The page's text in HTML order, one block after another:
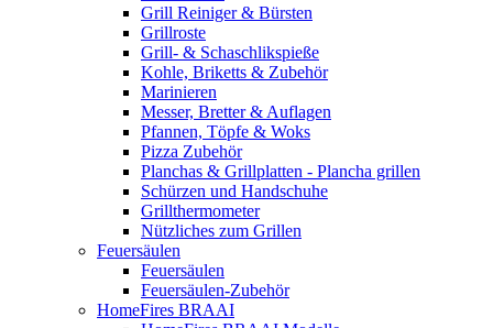
Grill Reiniger & Bürsten
Grillroste
Grill- & Schaschlikspieße
Kohle, Briketts & Zubehör
Marinieren
Messer, Bretter & Auflagen
Pfannen, Töpfe & Woks
Pizza Zubehör
Planchas & Grillplatten - Plancha grillen
Schürzen und Handschuhe
Grillthermometer
Nützliches zum Grillen
Feuersäulen
Feuersäulen
Feuersäulen-Zubehör
HomeFires BRAAI